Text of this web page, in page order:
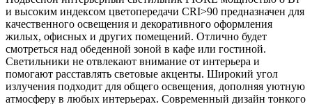
и высоким индексом цветопередачи CRI>90 предназначен для
качественного освещения и декоративного оформления
жилых, офисных и других помещений. Отлично будет
смотреться над обеденной зоной в кафе или гостиной.
Светильники не отвлекают внимание от интерьера и
помогают расставлять световые акценты. Широкий угол
излучения подходит для общего освещения, дополняя уютную
атмосферу в любых интерьерах. Современный дизайн тонкого